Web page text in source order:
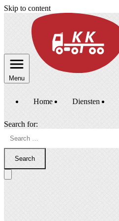
Skip to content
Menu
Home Diensten
Search for:
Search